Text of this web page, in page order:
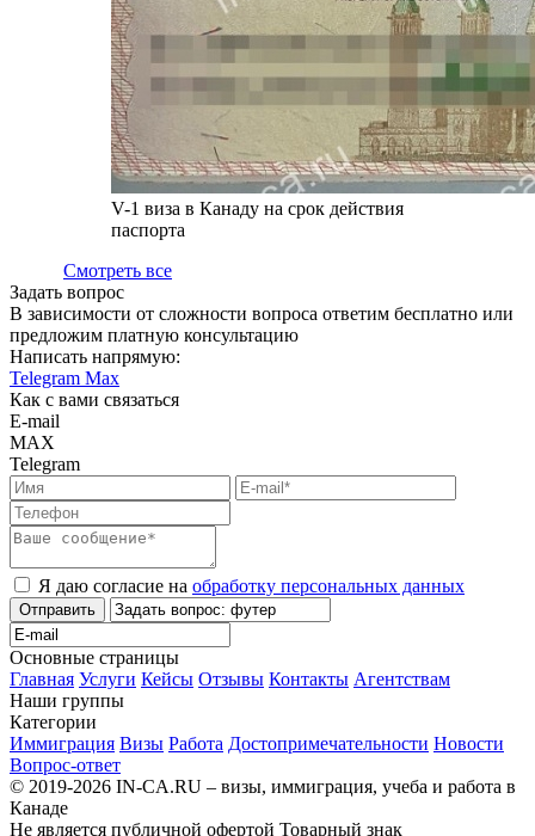
V-1 виза в Канаду на срок действия
паспорта
Смотреть все
Задать вопрос
В зависимости от сложности вопроса ответим бесплатно или
предложим платную консультацию
Написать напрямую:
Telegram Max
Как с вами связаться
E-mail
MAX
Telegram
Я даю согласие на обработку персональных данных
Отправить
Основные страницы
Главная Услуги Кейсы Отзывы Контакты Агентствам
Наши группы
Категории
Иммиграция Визы Работа Достопримечательности Новости
Вопрос-ответ
© 2019-2026 IN-CA.RU – визы, иммиграция, учеба и работа в
Канаде
Не является публичной офертой Товарный знак